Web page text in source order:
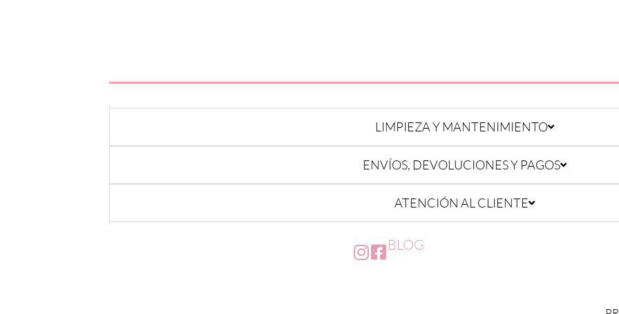
LIMPIEZA Y MANTENIMIENTO
ENVÍOS, DEVOLUCIONES Y PAGOS
ATENCIÓN AL CLIENTE
BLOG